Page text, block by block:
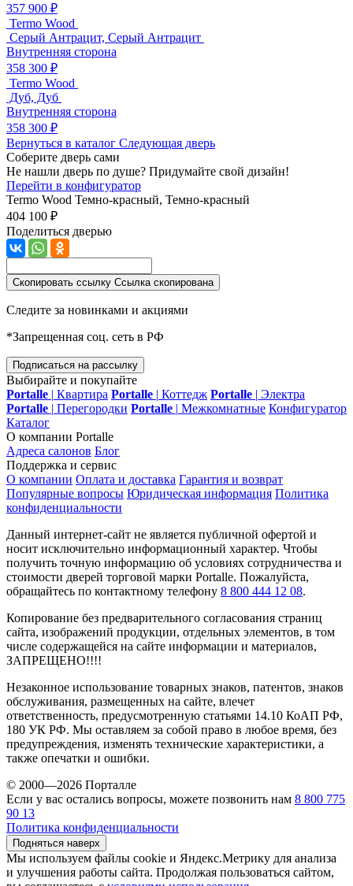
357 900 ₽
Termo Wood
Серый Антрацит, Серый Антрацит
Внутренняя сторона
358 300 ₽
Termo Wood
Дуб, Дуб
Внутренняя сторона
358 300 ₽
Вернуться в каталог Следующая дверь
Соберите дверь сами
Не нашли дверь по душе? Придумайте свой дизайн!
Перейти в конфигуратор
Termo Wood Темно-красный, Темно-красный
404 100 ₽
Поделиться дверью
Скопировать ссылку Ссылка скопирована
Следите за новинками и акциями
*Запрещенная соц. сеть в РФ
Подписаться на рассылку
Выбирайте и покупайте
Portalle | Квартира Portalle | Коттедж Portalle | Электра
Portalle | Перегородки Portalle | Межкомнатные Конфигуратор
Каталог
О компании Portalle
Адреса салонов Блог
Поддержка и сервис
О компании Оплата и доставка Гарантия и возврат
Популярные вопросы Юридическая информация Политика
конфиденциальности
Данный интернет-сайт не является публичной офертой и
носит исключительно информационный характер. Чтобы
получить точную информацию об условиях сотрудничества и
стоимости дверей торговой марки Portalle. Пожалуйста,
обращайтесь по контактному телефону 8 800 444 12 08.
Копирование без предварительного согласования страниц
сайта, изображений продукции, отдельных элементов, в том
числе содержащейся на сайте информации и материалов,
ЗАПРЕЩЕНО!!!!
Незаконное использование товарных знаков, патентов, знаков
обслуживания, размещенных на сайте, влечет
ответственность, предусмотренную статьями 14.10 КоАП РФ,
180 УК РФ. Мы оставляем за собой право в любое время, без
предупреждения, изменять технические характеристики, а
также опечатки и ошибки.
© 2000—2026 Порталле
Если у вас остались вопросы, можете позвонить нам 8 800 775
90 13
Политика конфиденциальности
Подняться наверх
Мы используем файлы cookie и Яндекс.Метрику для анализа
и улучшения работы сайта. Продолжая пользоваться сайтом,